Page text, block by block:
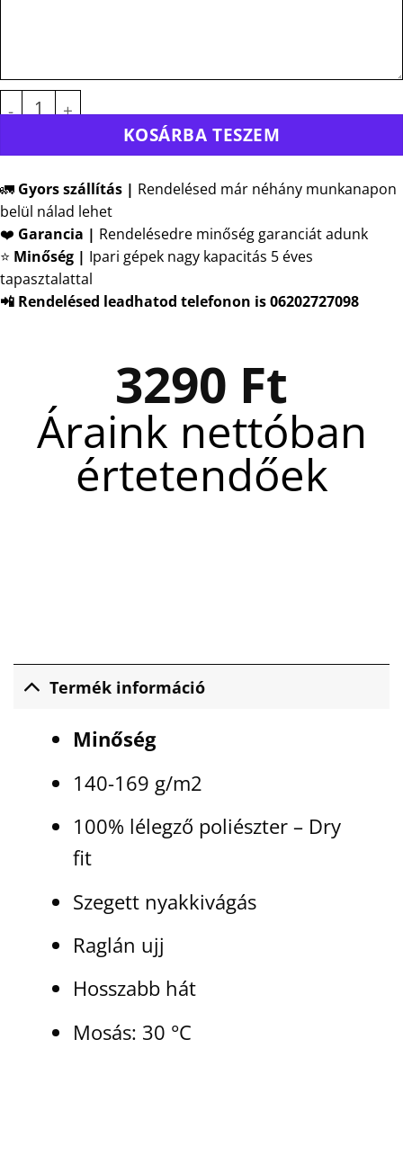
Egyedi technikai póló - SO01159 SOL'S SPORTY
KOSÁRBA TESZEM
🚛 Gyors szállítás | Rendelésed már néhány munkanapon
belül nálad lehet
❤️ Garancia | Rendelésedre minőség garanciát adunk
⭐ Minőség | Ipari gépek nagy kapacitás 5 éves
tapasztalattal
📲 Rendelésed leadhatod telefonon is 06202727098
3290 Ft
Áraink nettóban
értetendőek
Termék információ
Minőség
140-169 g/m2
100% lélegző poliészter – Dry
fit
Szegett nyakkivágás
Raglán ujj
Hosszabb hát
Mosás: 30 °C